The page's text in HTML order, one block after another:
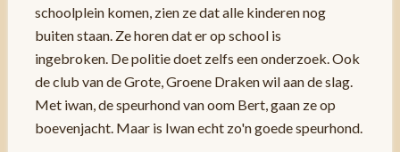
schoolplein komen, zien ze dat alle kinderen nog
buiten staan. Ze horen dat er op school is
ingebroken. De politie doet zelfs een onderzoek. Ook
de club van de Grote, Groene Draken wil aan de slag.
Met iwan, de speurhond van oom Bert, gaan ze op
boevenjacht. Maar is Iwan echt zo'n goede speurhond.